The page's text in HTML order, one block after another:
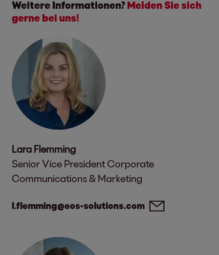
Weitere Informationen? Melden Sie sich
gerne bei uns!
Lara Flemming
Senior Vice President Corporate
Communications & Marketing
l.flemming@eos-solutions.com